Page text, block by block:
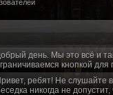
день. Мы это всё и
кнопкой
ребят! Не слушайте
никогда не